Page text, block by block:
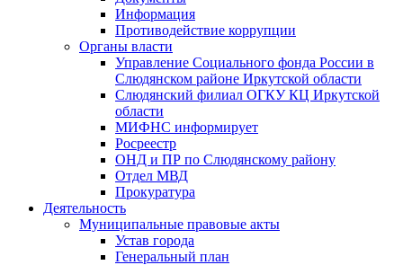
Информация
Противодействие коррупции
Органы власти
Управление Социального фонда России в
Слюдянском районе Иркутской области
Слюдянский филиал ОГКУ КЦ Иркутской
области
МИФНС информирует
Росреестр
ОНД и ПР по Слюдянскому району
Отдел МВД
Прокуратура
Деятельность
Муниципальные правовые акты
Устав города
Генеральный план